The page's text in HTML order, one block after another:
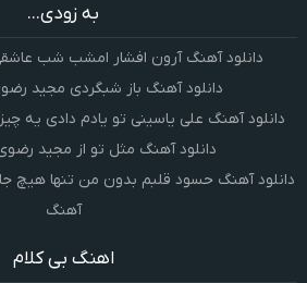
به زودی...
دانلود آهنگ آرون افشار امشب شب
دانلود آهنگ باز شبگردی مجید
دانلود آهنگ علی یاسینی تو یادم دادی یه
دانلود آهنگ مثل تو از مجید
دانلود آهنگ حسود قلبم بدون من تنها هیچ
آهنگ
اهنگ بی کلام